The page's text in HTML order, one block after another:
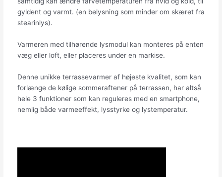
gyldent og varmt. (en belysning som minder om skæret fra
stearinlys).
Varmeren med tilhørende lysmodul kan monteres på enten
væg eller loft, eller placeres under en markise.
Denne unikke terrassevarmer af højeste kvalitet, som kan
forlænge de kølige sommeraftener på terrassen, har altså
hele 3 funktioner som kan reguleres med en smartphone,
nemlig både varmeeffekt, lysstyrke og lystemperatur.